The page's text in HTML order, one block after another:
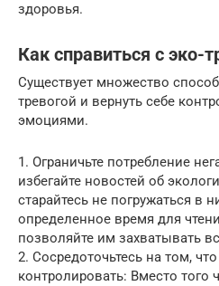
здоровья.
Как справиться с эко-
Существует множество
тревогой и вернуть себе
эмоциями.
1. Ограничьте потребление
избегайте новостей об
старайтесь не погружаться в
определенное время для
позволяйте им захватывать
2. Сосредоточьтесь на том,
контролировать: Вместо того